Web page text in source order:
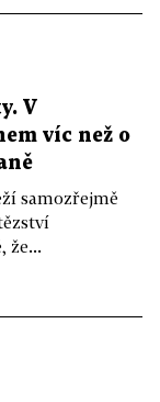
V
víc než o
samozřejmě
že...